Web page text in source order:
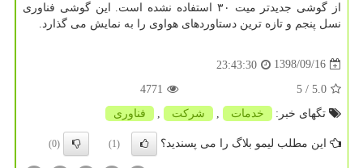
از گوشی جدیدتر میت ۳۰ استفاده نشده است. این گوشی فناوری
نسل پنجم و تازه ترین دستاوردهای هواوی را به نمایش می گذارد.
1398/09/16
23:43:30
5.0
/ 5
4771
تگهای خبر:
خدمات شركت فناوری
این مطلب لیمو بلاگ را می پسندید؟ (1)
(0)